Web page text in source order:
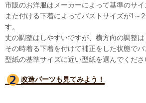
市販のお洋服はメーカーによって基準のサイ
また付ける下着によってバストサイズが1～
す。
丈の調整はしやすいですが、横方向の調整
その時着る下着を付けて補正をした状態でバ
型紙の基準サイズに近い型紙を選んでくださ
改造パーツも見てみよう！